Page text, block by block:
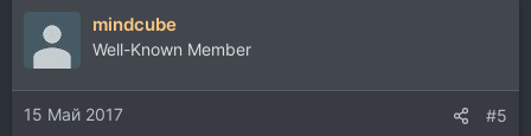
mindcube
Well-Known Member
15 Май 2017 #5